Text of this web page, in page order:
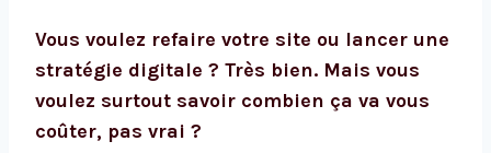
Vous voulez refaire votre site ou lancer une
stratégie digitale ? Très bien. Mais vous
voulez surtout savoir combien ça va vous
coûter, pas vrai ?